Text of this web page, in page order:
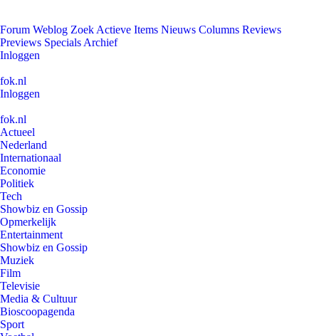
Forum Weblog Zoek Actieve Items Nieuws Columns Reviews
Previews Specials Archief
Inloggen
fok.nl
Inloggen
fok.nl
Actueel
Nederland
Internationaal
Economie
Politiek
Tech
Showbiz en Gossip
Opmerkelijk
Entertainment
Showbiz en Gossip
Muziek
Film
Televisie
Media & Cultuur
Bioscoopagenda
Sport